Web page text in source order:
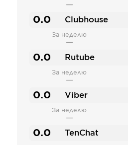
—
0.0 Clubhouse
За неделю
—
0.0 Rutube
За неделю
—
0.0 Viber
За неделю
—
0.0 TenChat